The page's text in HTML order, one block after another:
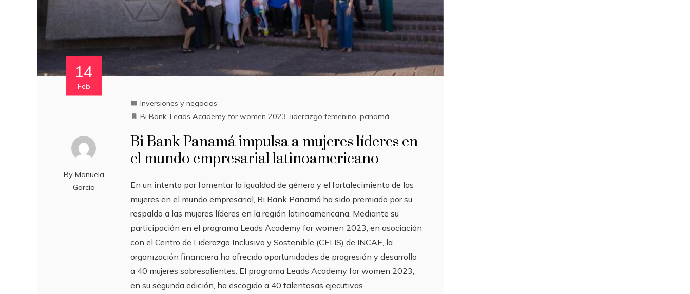
14
Feb
By Manuela
García
Inversiones y negocios
Bi Bank,Leads Academy for women 2023,liderazgo femenino,panamá
Bi Bank Panamá impulsa a mujeres líderes en
el mundo empresarial latinoamericano
En un intento por fomentar la igualdad de género y el fortalecimiento de las
mujeres en el mundo empresarial, Bi Bank Panamá ha sido premiado por su
respaldo a las mujeres líderes en la región latinoamericana. Mediante su
participación en el programa Leads Academy for women 2023, en asociación
con el Centro de Liderazgo Inclusivo y Sostenible (CELIS) de INCAE, la
organización financiera ha ofrecido oportunidades de progresión y desarrollo
a 40 mujeres sobresalientes. El programa Leads Academy for women 2023,
en su segunda edición, ha escogido a 40 talentosas ejecutivas